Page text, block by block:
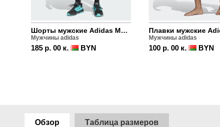
Шорты мужские Adidas MERCEDES - AMG PETRONAS FORMULA ONE TEAM DNA
Мужчины adidas
185 р. 00 к. BYN
Мужчины adidas
100 р. 00 к. BYN
Обзор Таблица размеров